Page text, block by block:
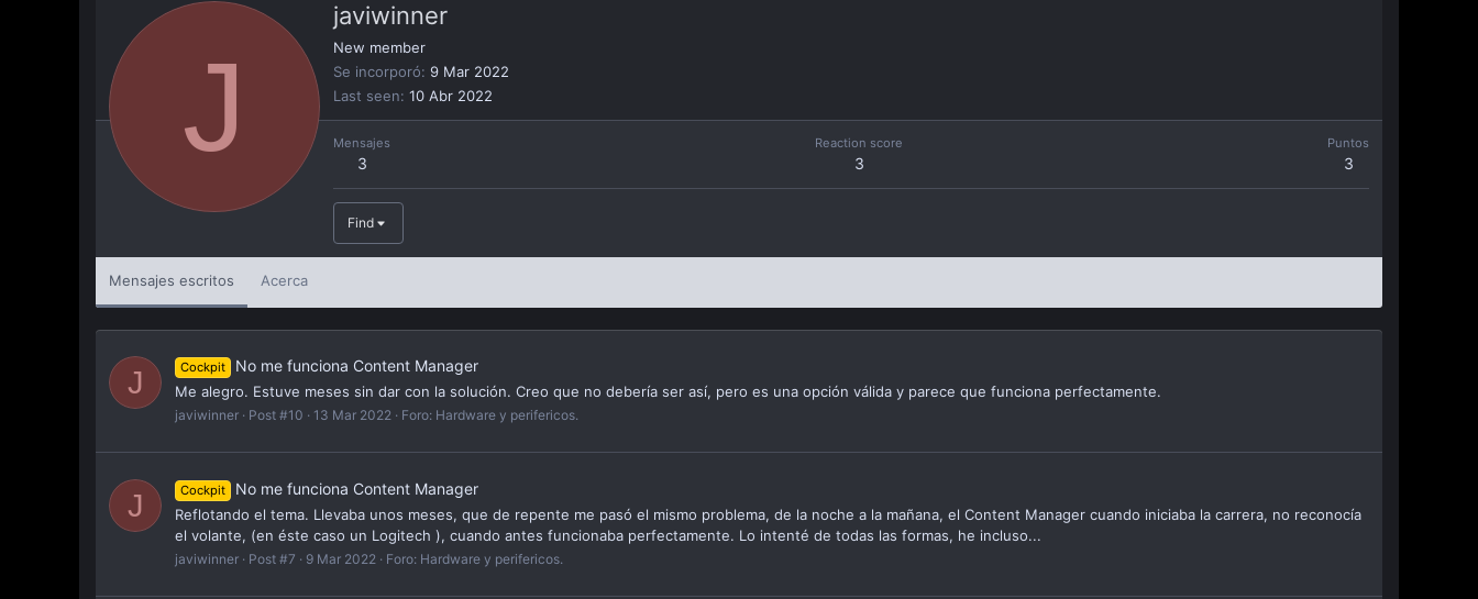
J
javiwinner
New member
Se incorporó 9 Mar 2022
Last seen 10 Abr 2022
Mensajes
3
Reaction score
3
Puntos
3
Find
Mensajes escritos Acerca
J Cockpit No me funciona Content Manager
Me alegro. Estuve meses sin dar con la solución. Creo que no debería ser así, pero es una opción válida y parece que funciona perfectamente.
javiwinner Post #10 13 Mar 2022 Foro: Hardware y perifericos.
J Cockpit No me funciona Content Manager
Reflotando el tema. Llevaba unos meses, que de repente me pasó el mismo problema, de la noche a la mañana, el Content Manager cuando iniciaba la carrera, no reconocía
el volante, (en éste caso un Logitech ), cuando antes funcionaba perfectamente. Lo intenté de todas las formas, he incluso...
javiwinner Post #7 9 Mar 2022 Foro: Hardware y perifericos.